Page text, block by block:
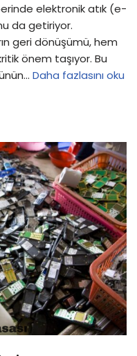
elektronik atık (e-
da getiriyor.
geri dönüşümü, hem
önem taşıyor. Bu
Daha fazlasını oku